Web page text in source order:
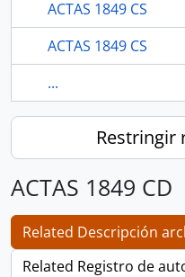
ACTAS 1849 CS
ACTAS 1849 CS
...
Restringir
ACTAS 1849 CD
Related Descripción
Related Registro de